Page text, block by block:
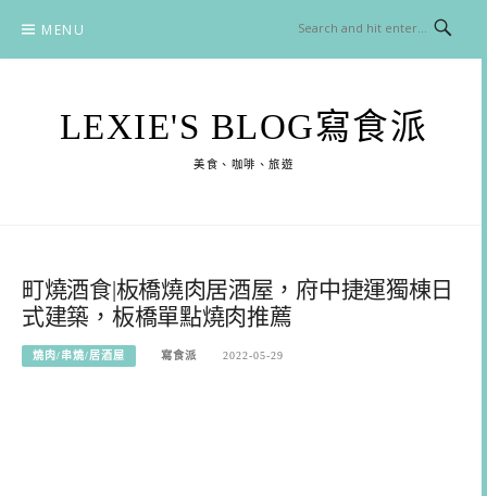
content
MENU
LEXIE'S BLOG寫食派
美食、咖啡、旅遊
町燒酒食|板橋燒肉居酒屋，府中捷運獨棟日
式建築，板橋單點燒肉推薦
燒肉/串燒/居酒屋 寫食派 2022-05-29